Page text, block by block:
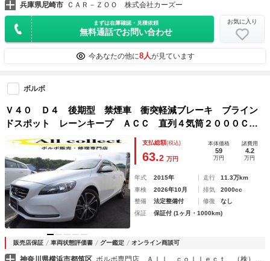
兵庫県尼崎市 ＣＡＲ－ＺＯＯ 株式会社カーズー
まずは在庫確認・見積依頼
無料通話でお問い合わせ
お気に入り
今あなたの他に8人が見ています
ボルボ
Ｖ４０ Ｄ４ 後期型 禁煙車 衝突軽減ブレーキ ブライン
ドスポット レーンキープ ＡＣＣ 直列４気筒２０００ＣＣ
ディーゼルターボ アイシン製８速ＡＴ
支払総額(税込)
63.2 万円
本体価格
59
万円
諸費用
4.2
万円
年式 2015年 走行
11.3万km
車検
2026年10月 排気
2000cc
整備
法定整備付 修復
なし
保証
保証付 (1ヶ月・1000km)
販売店保証 車両状態評価書 グー鑑定 オンライン商談可